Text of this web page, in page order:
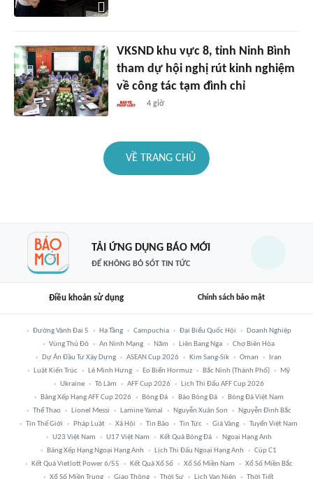
VKSND khu vực 8, tỉnh Ninh Bình
tham dự hội nghị rút kinh nghiệm
về công tác tạm đình chỉ
4 giờ
VỀ TRANG CHỦ
TẢI ỨNG DỤNG BÁO MỚI
ĐỂ KHÔNG BỎ SÓT TIN TỨC
Điều khoản sử dụng Chính sách bảo mật
Đường Vành Đai 5 Hạ Tầng Campuchia Đại Biểu Quốc Hội
Doanh Nghiệp
Vùng Thủ Đô
An Ninh Mạng Năm Liên Bang Nga
Chợ Biên Hòa
Dự Án Đầu Tư Xây Dựng
ASEAN Cup 2026 Kim Sang-Sik Oman
Iran
Luật Kiến Trúc
Lê Minh Hưng Eo Biển Hormuz Bắc Ninh (thành Phố)
Mỹ
Ukraine
Tô Lâm AFF Cup 2026
Lịch Thi Đấu AFF Cup 2026
Bảng Xếp Hạng AFF Cup 2026
Bóng Đá Báo Bóng Đá
Bóng Đá Việt Nam
Thể Thao
Lionel Messi Lamine Yamal Nguyễn Xuân Son
Nguyễn Đình Bắc
Tin Thế Giới
Pháp Luật Xã Hội Tin Bão Tin Tức Giá Vàng
Tuyển Việt Nam
U23 Việt Nam
U17 Việt Nam Kết Quả Bóng Đá
Ngoại Hạng Anh
Bảng Xếp Hạng Ngoại Hạng Anh
Lịch Thi Đấu Ngoại Hạng Anh
Cúp C1
Kết Quả Vietlott Power 6/55
Kết Quả Xổ Số Xổ Số Miền Nam
Xổ Số Miền Bắc
Xổ Số Miền Trung
Giao Thông Thời Sự Lịch Vạn Niên Thời Tiết